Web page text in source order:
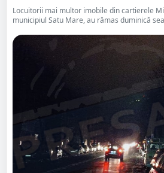
Locuitorii mai multor imobile din cartierele
municipiul Satu Mare, au rămas duminică